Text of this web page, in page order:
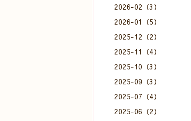
2026-02（3）
2026-01（5）
2025-12（2）
2025-11（4）
2025-10（3）
2025-09（3）
2025-07（4）
2025-06（2）